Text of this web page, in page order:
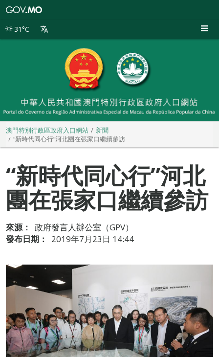
別
31°C
澳門特別行政區政府入口網站
新聞
“新時代同心行”河北團在張家口繼續參訪
“新時代同心行”河北
團在張家口繼續參訪
來源：
政府發言人辦公室（GPV）
發布日期：
2019年7月23日 14:44